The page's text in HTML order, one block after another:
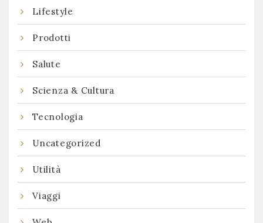
Lifestyle
Prodotti
Salute
Scienza & Cultura
Tecnologia
Uncategorized
Utilità
Viaggi